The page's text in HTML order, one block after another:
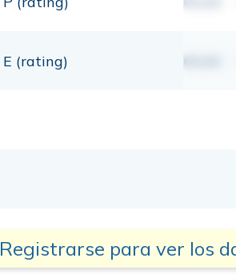
E (rating) 00,00
Registrarse para ver los